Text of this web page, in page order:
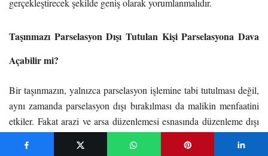
Taşınmazı Parselasyon Dışı Tutulan Kişi Parselasyona Dava
Açabilir mi?
Bir taşınmazın, yalnızca parselasyon işlemine tabi tutulması değil,
aynı zamanda parselasyon dışı bırakılması da malikin menfaatini
etkiler. Fakat arazi ve arsa düzenlemesi esnasında düzenleme dışı
bırakılan, bir başka anlatımla parselasyona tabi tutulmayan
taşınmazın malikinin taşınmazının düzenleme dışı bırakılmasına